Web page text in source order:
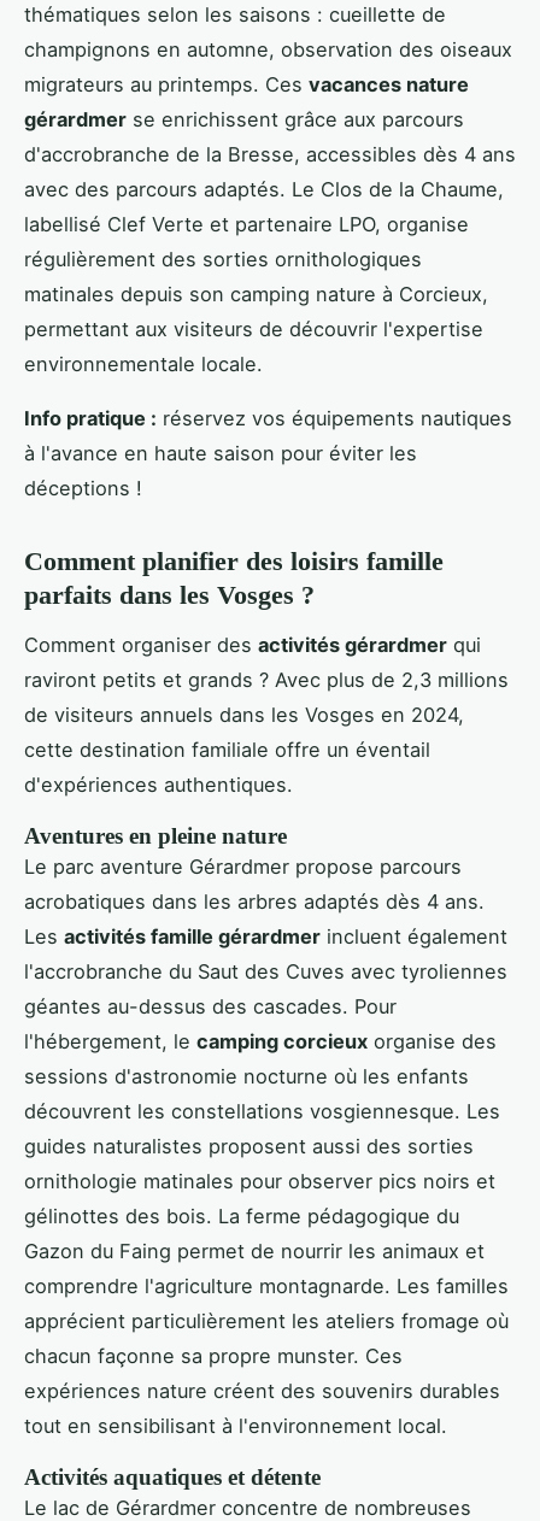
thématiques selon les saisons : cueillette de
champignons en automne, observation des oiseaux
migrateurs au printemps. Ces vacances nature
gérardmer se enrichissent grâce aux parcours
d'accrobranche de la Bresse, accessibles dès 4 ans
avec des parcours adaptés. Le Clos de la Chaume,
labellisé Clef Verte et partenaire LPO, organise
régulièrement des sorties ornithologiques
matinales depuis son camping nature à Corcieux,
permettant aux visiteurs de découvrir l'expertise
environnementale locale.
Info pratique : réservez vos équipements nautiques
à l'avance en haute saison pour éviter les
déceptions !
Comment planifier des loisirs famille
parfaits dans les Vosges ?
Comment organiser des activités gérardmer qui
raviront petits et grands ? Avec plus de 2,3 millions
de visiteurs annuels dans les Vosges en 2024,
cette destination familiale offre un éventail
d'expériences authentiques.
Aventures en pleine nature
Le parc aventure Gérardmer propose parcours
acrobatiques dans les arbres adaptés dès 4 ans.
Les activités famille gérardmer incluent également
l'accrobranche du Saut des Cuves avec tyroliennes
géantes au-dessus des cascades. Pour
l'hébergement, le camping corcieux organise des
sessions d'astronomie nocturne où les enfants
découvrent les constellations vosgiennesque. Les
guides naturalistes proposent aussi des sorties
ornithologie matinales pour observer pics noirs et
gélinottes des bois. La ferme pédagogique du
Gazon du Faing permet de nourrir les animaux et
comprendre l'agriculture montagnarde. Les familles
apprécient particulièrement les ateliers fromage où
chacun façonne sa propre munster. Ces
expériences nature créent des souvenirs durables
tout en sensibilisant à l'environnement local.
Activités aquatiques et détente
Le lac de Gérardmer concentre de nombreuses